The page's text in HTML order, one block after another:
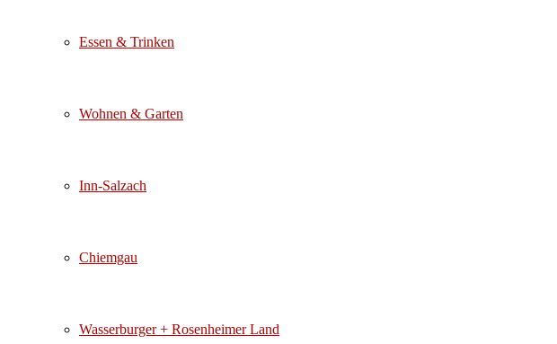
Essen & Trinken
Wohnen & Garten
Inn-Salzach
Chiemgau
Wasserburger + Rosenheimer Land